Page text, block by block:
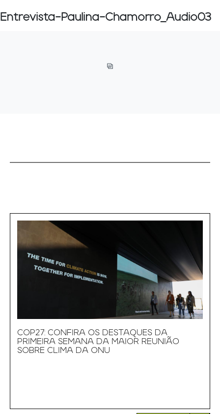
Entrevista-Paulina-Chamorro_Audio03
COP27: CONFIRA OS DESTAQUES DA
PRIMEIRA SEMANA DA MAIOR REUNIÃO
SOBRE CLIMA DA ONU